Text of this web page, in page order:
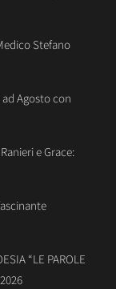
Stefano
Agosto con
e Grace:
“LE PAROLE